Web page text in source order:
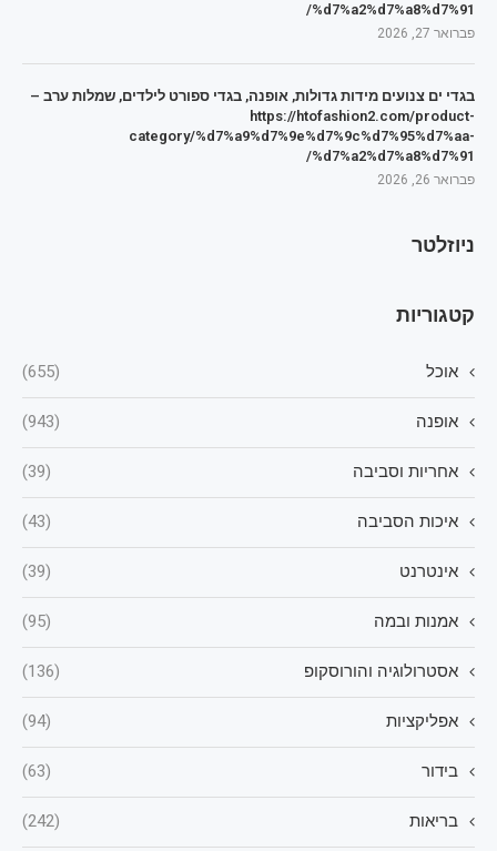
%d7%a2%d7%a8%d7%91/
פברואר 27, 2026
בגדי ים צנועים מידות גדולות, אופנה, בגדי ספורט לילדים, שמלות ערב –
https://htofashion2.com/product-
category/%d7%a9%d7%9e%d7%9c%d7%95%d7%aa-
%d7%a2%d7%a8%d7%91/
פברואר 26, 2026
ניוזלטר
קטגוריות
אוכל (655)
אופנה (943)
אחריות וסביבה (39)
איכות הסביבה (43)
אינטרנט (39)
אמנות ובמה (95)
אסטרולוגיה והורוסקופ (136)
אפליקציות (94)
בידור (63)
בריאות (242)